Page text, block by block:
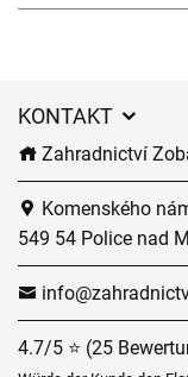
KONTAKT
Zahradnictví
Komenského
549 54 Police nad
4.7/5 ⭐ (25